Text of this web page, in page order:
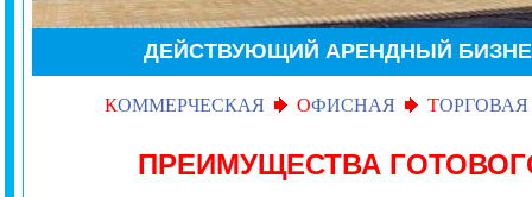
ДЕЙСТВУЮЩИЙ АРЕНДНЫЙ
КОММЕРЧЕСКАЯ ОФИСНАЯ ТОРГОВАЯ
ПРЕИМУЩЕСТВА